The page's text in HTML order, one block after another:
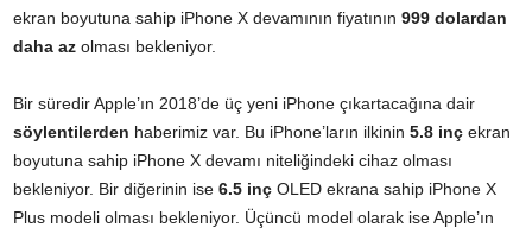
ekran boyutuna sahip iPhone X devamının fiyatının 999 dolardan
daha az olması bekleniyor.
Bir süredir Apple’ın 2018’de üç yeni iPhone çıkartacağına dair
söylentilerden haberimiz var. Bu iPhone’ların ilkinin 5.8 inç ekran
boyutuna sahip iPhone X devamı niteliğindeki cihaz olması
bekleniyor. Bir diğerinin ise 6.5 inç OLED ekrana sahip iPhone X
Plus modeli olması bekleniyor. Üçüncü model olarak ise Apple’ın